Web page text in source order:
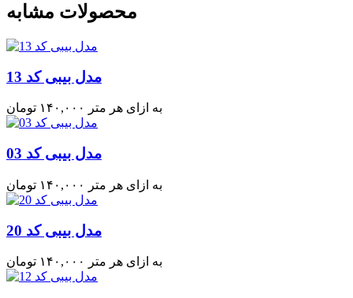
محصولات مشابه
مدل بیبی کد 13
۱۴۰,۰۰۰ تومان به ازای هر متر
مدل بیبی کد 03
۱۴۰,۰۰۰ تومان به ازای هر متر
مدل بیبی کد 20
۱۴۰,۰۰۰ تومان به ازای هر متر